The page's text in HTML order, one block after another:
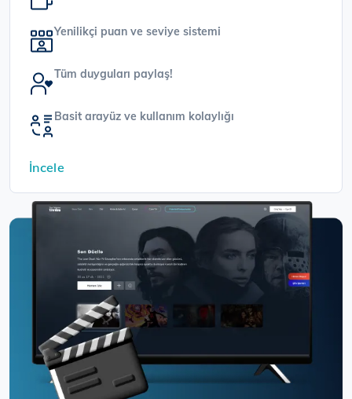
Yenilikçi puan ve seviye sistemi
Tüm duyguları paylaş!
Basit arayüz ve kullanım kolaylığı
İncele